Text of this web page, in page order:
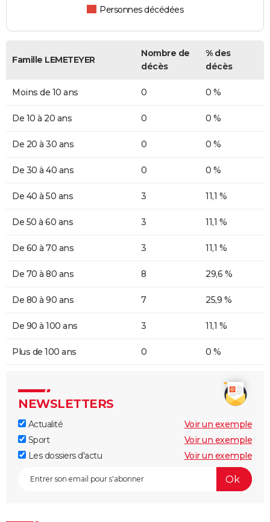
Personnes décédées
Famille LEMETEYER
Nombre de
décès
% des
décès
Moins de 10 ans 0 0 %
De 10 à 20 ans 0 0 %
De 20 à 30 ans 0 0 %
De 30 à 40 ans 0 0 %
De 40 à 50 ans 3 11,1 %
De 50 à 60 ans 3 11,1 %
De 60 à 70 ans 3 11,1 %
De 70 à 80 ans 8 29,6 %
De 80 à 90 ans 7 25,9 %
De 90 à 100 ans 3 11,1 %
Plus de 100 ans 0 0 %
NEWSLETTERS
Actualité
Voir un exemple
Sport
Voir un exemple
Les dossiers d'actu
Voir un exemple